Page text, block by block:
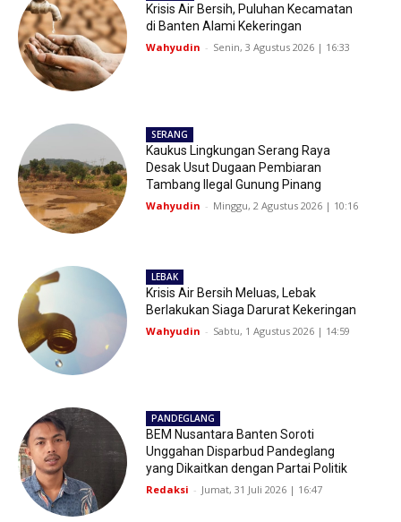
Krisis Air Bersih, Puluhan Kecamatan
di Banten Alami Kekeringan
Wahyudin - Senin, 3 Agustus 2026 | 16:33
SERANG
Kaukus Lingkungan Serang Raya
Desak Usut Dugaan Pembiaran
Tambang Ilegal Gunung Pinang
Wahyudin - Minggu, 2 Agustus 2026 | 10:16
LEBAK
Krisis Air Bersih Meluas, Lebak
Berlakukan Siaga Darurat Kekeringan
Wahyudin - Sabtu, 1 Agustus 2026 | 14:59
PANDEGLANG
BEM Nusantara Banten Soroti
Unggahan Disparbud Pandeglang
yang Dikaitkan dengan Partai Politik
Redaksi - Jumat, 31 Juli 2026 | 16:47